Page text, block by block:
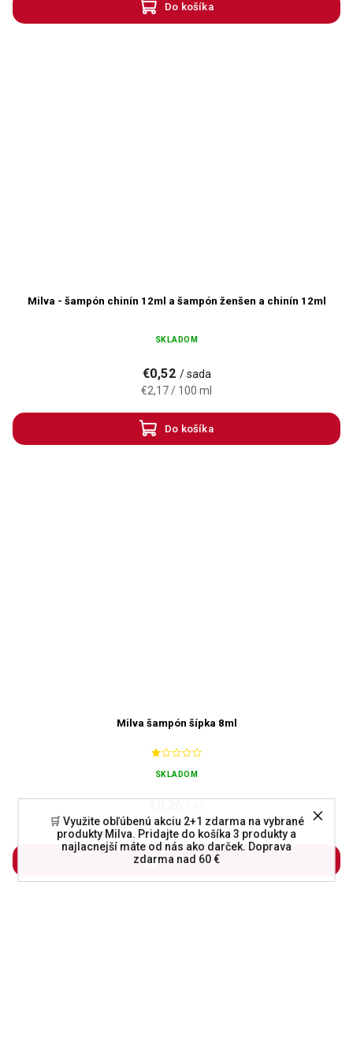
🛒 Využite obľúbenú akciu 2+1 zdarma na vybrané
produkty Milva. Pridajte do košíka 3 produkty a
najlacnejší máte od nás ako darček. Doprava
zdarma nad 60 €
Do košíka
Milva - šampón chinín 12ml a šampón ženšen a chinín 12ml
SKLADOM
€0,52 / sada
€2,17 / 100 ml
Do košíka
Milva šampón šípka 8ml
SKLADOM
€3,25 / 100 ml
Do košíka